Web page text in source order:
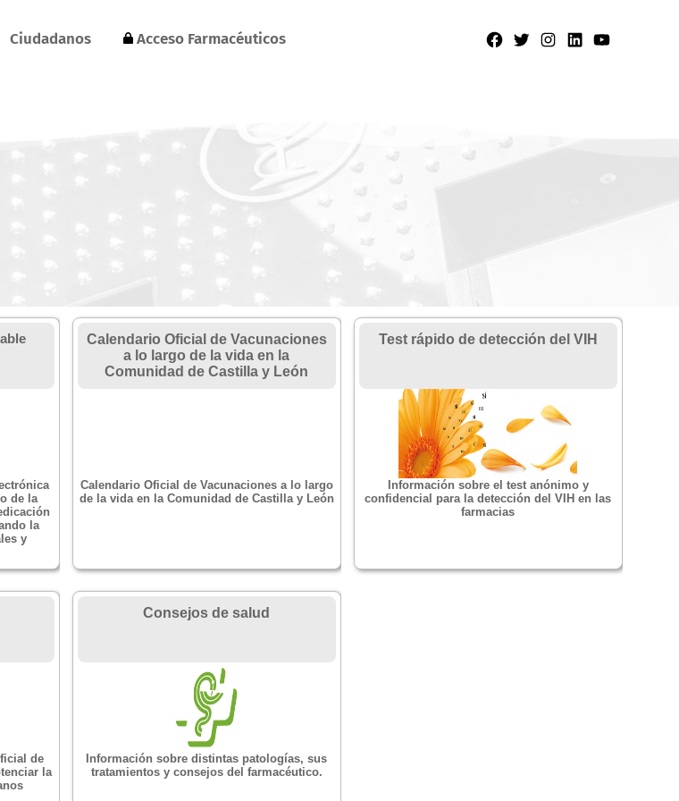
Ciudadanos Acceso Farmacéuticos
de la
la
y
Calendario Oficial de Vacunaciones
a lo largo de la vida en la
Comunidad de Castilla y León
Calendario Oficial de Vacunaciones a lo largo
de la vida en la Comunidad de Castilla y León
Test rápido de detección del VIH
Información sobre el test anónimo y
confidencial para la detección del VIH en las
farmacias
de
la
Consejos de salud
Información sobre distintas patologías, sus
tratamientos y consejos del farmacéutico.